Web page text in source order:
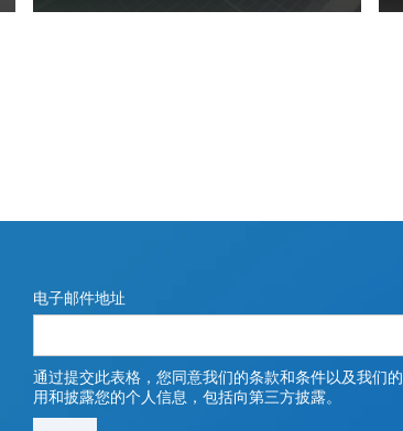
电子邮件地址
通过提交此表格，您同意我们的条款和条件以及我们的
用和披露您的个人信息，包括向第三方披露。